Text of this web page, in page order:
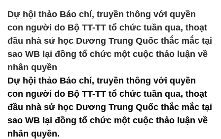
Dự hội thảo Báo chí, truyền thông với quyền
con người do Bộ TT-TT tổ chức tuần qua, thoạt
đầu nhà sử học Dương Trung Quốc thắc mắc tại
sao WB lại đồng tổ chức một cuộc thảo luận về
nhân quyền
Dự hội thảo Báo chí, truyền thông với quyền
con người do Bộ TT-TT tổ chức tuần qua, thoạt
đầu nhà sử học Dương Trung Quốc thắc mắc tại
sao WB lại đồng tổ chức một cuộc thảo luận về
nhân quyền.